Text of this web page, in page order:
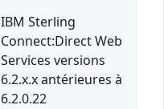
IBM Sterling
Connect:Direct Web
Services versions
6.2.x.x antérieures à
6.2.0.22